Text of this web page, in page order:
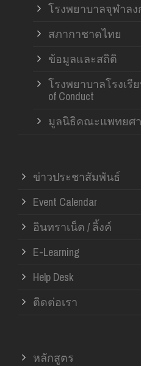
โรงพยาบาลจุฬาล
สภากาชาดไทย
ข้อมูลและสถิติ
โรงพยาบาลโรงเ
of Conduct
มูลนิธิคณะแพทยศ
ข่าวประชาสัมพันธ์
Event Calendar
อินทราเน็ต / ลิ้งค์
E-Learning
Help Desk
ติดต่อเรา
หลักสูตร